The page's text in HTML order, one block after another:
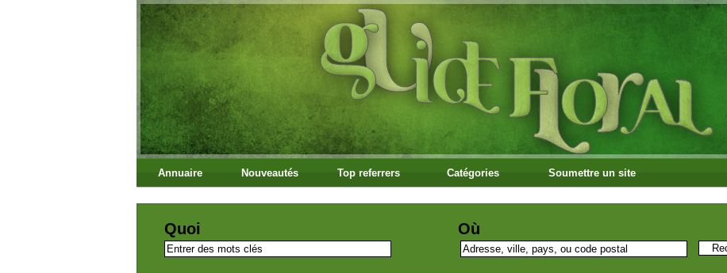
Annuaire Nouveautés Top referrers Catégories Soumettre un site
Quoi Où